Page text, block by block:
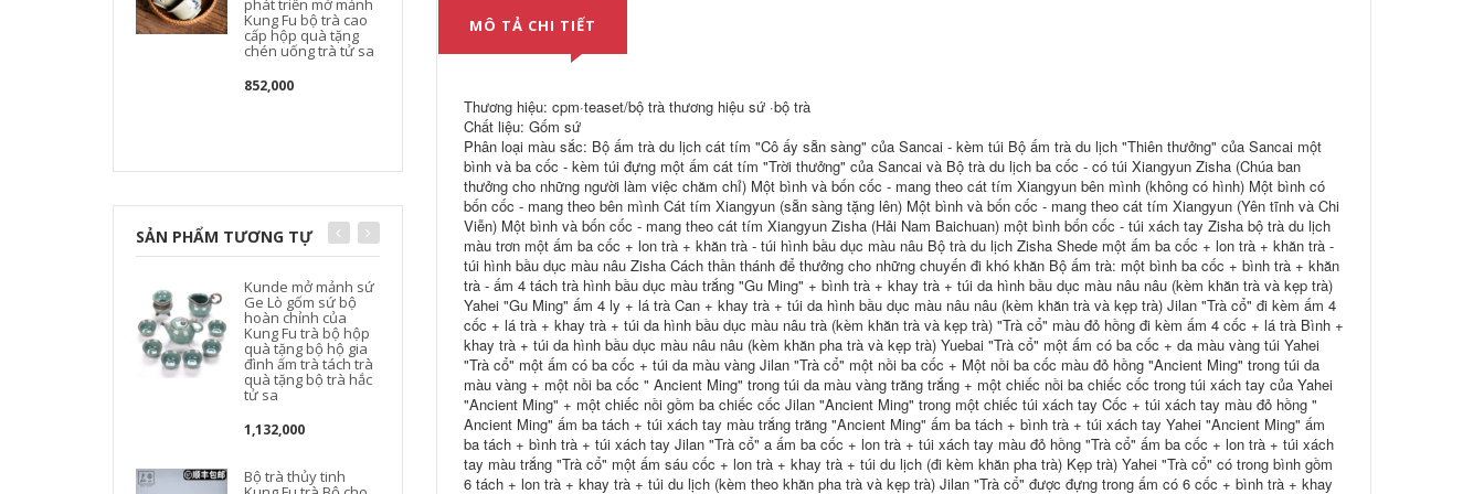
phát triển mở mảnh
Kung Fu bộ trà cao
cấp hộp quà tặng
chén uống trà tử sa
852,000
ngoài trời di động
tích hợp túi lưu trữ
nhanh chóng cốc
một nồi bốn cốc bộ
du lịch
273,000
SẢN PHẨM TƯƠNG TỰ
Kunde mở mảnh sứ
Ge Lò gốm sứ bộ
hoàn chỉnh của
Kung Fu trà bộ hộp
quà tặng bộ hộ gia
đình ấm trà tách trà
quà tặng bộ trà hắc
tử sa
1,132,000
Bộ trà thủy tinh
Gaiwan du lịch trà
thiết bị di động cao
cấp cắm trại ngoài
trời thiết bị đầy đủ
ấm trà xe nhanh cốc
bộ ấm trà du lịch
1,252,000
Bộ trà thủy tinh hộp
quà tặng Kung Fu
bộ nhà phòng
Bát phủ ngọc bích
mỡ, bộ trà du lịch,
thiết bị uống trà cắm
trại ngoài trời dành
cho một người, cốc
nhanh cao cấp gắn
trên ô tô bộ ấm trà
du lịch
972,000
Lon trà gốm sứ cao
MÔ TẢ CHI TIẾT
Thương hiệu: cpm·teaset/bộ trà thương hiệu sứ ·bộ trà
Chất liệu: Gốm sứ
Phân loại màu sắc: Bộ ấm trà du lịch cát tím "Cô ấy sẵn sàng" của Sancai - kèm túi Bộ ấm trà du lịch "Thiên thưởng" của Sancai một
bình và ba cốc - kèm túi đựng một ấm cát tím "Trời thưởng" của Sancai và Bộ trà du lịch ba cốc - có túi Xiangyun Zisha (Chúa ban
thưởng cho những người làm việc chăm chỉ) Một bình và bốn cốc - mang theo cát tím Xiangyun bên mình (không có hình) Một bình có
bốn cốc - mang theo bên mình Cát tím Xiangyun (sẵn sàng tặng lên) Một bình và bốn cốc - mang theo cát tím Xiangyun (Yên tĩnh và Chi
Viễn) Một bình và bốn cốc - mang theo cát tím Xiangyun Zisha (Hải Nam Baichuan) một bình bốn cốc - túi xách tay Zisha bộ trà du lịch
màu trơn một ấm ba cốc + lon trà + khăn trà - túi hình bầu dục màu nâu Bộ trà du lịch Zisha Shede một ấm ba cốc + lon trà + khăn trà -
túi hình bầu dục màu nâu Zisha Cách thần thánh để thưởng cho những chuyến đi khó khăn Bộ ấm trà: một bình ba cốc + bình trà + khăn
trà - ấm 4 tách trà hình bầu dục màu trắng "Gu Ming" + bình trà + khay trà + túi da hình bầu dục màu nâu nâu (kèm khăn trà và kẹp trà)
Yahei "Gu Ming" ấm 4 ly + lá trà Can + khay trà + túi da hình bầu dục màu nâu nâu (kèm khăn trà và kẹp trà) Jilan "Trà cổ" đi kèm ấm 4
cốc + lá trà + khay trà + túi da hình bầu dục màu nâu trà (kèm khăn trà và kẹp trà) "Trà cổ" màu đỏ hồng đi kèm ấm 4 cốc + lá trà Bình +
khay trà + túi da hình bầu dục màu nâu nâu (kèm khăn pha trà và kẹp trà) Yuebai "Trà cổ" một ấm có ba cốc + da màu vàng túi Yahei
"Trà cổ" một ấm có ba cốc + túi da màu vàng Jilan "Trà cổ" một nồi ba cốc + Một nồi ba cốc màu đỏ hồng "Ancient Ming" trong túi da
màu vàng + một nồi ba cốc " Ancient Ming" trong túi da màu vàng trăng trắng + một chiếc nồi ba chiếc cốc trong túi xách tay của Yahei
"Ancient Ming" + một chiếc nồi gồm ba chiếc cốc Jilan "Ancient Ming" trong một chiếc túi xách tay Cốc + túi xách tay màu đỏ hồng "
Ancient Ming" ấm ba tách + túi xách tay màu trắng trăng "Ancient Ming" ấm ba tách + bình trà + túi xách tay Yahei "Ancient Ming" ấm
ba tách + bình trà + túi xách tay Jilan "Trà cổ" a ấm ba cốc + lon trà + túi xách tay màu đỏ hồng "Trà cổ" ấm ba cốc + lon trà + túi xách
tay màu trắng "Trà cổ" một ấm sáu cốc + lon trà + khay trà + túi du lịch (đi kèm khăn pha trà) Kẹp trà) Yahei "Trà cổ" có trong bình gồm
6 tách + lon trà + khay trà + túi du lịch (kèm theo khăn pha trà và kẹp trà) Jilan "Trà cổ" được đựng trong ấm có 6 cốc + bình trà + khay